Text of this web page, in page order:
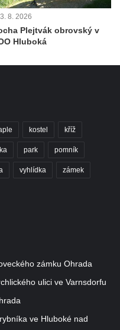
psem
3. 8. 2026
Plejtvák obrovský v
Hluboká
kostel kříž
park pomník
vyhlídka zámek
zámku Ohrada
ulici ve Varnsdorfu
ve Hluboké nad